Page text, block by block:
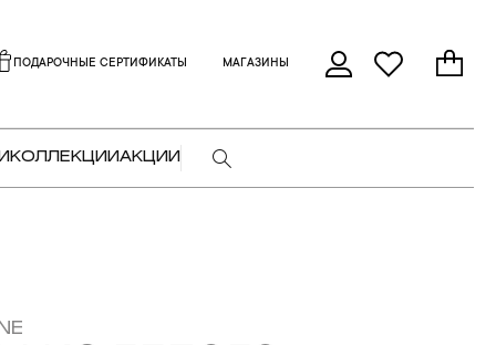
ПОДАРОЧНЫЕ СЕРТИФИКАТЫ МАГАЗИНЫ
КОЛЛЕКЦИИАКЦИИ